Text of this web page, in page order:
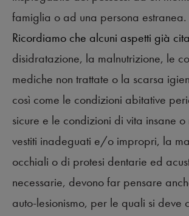
famiglia o ad una persona estranea.
Ricordiamo che alcuni aspetti già
disidratazione, la malnutrizione, le
mediche non trattate o la scarsa
così come le condizioni abitative
sicure e le condizioni di vita insane o
vestiti inadeguati e/o impropri, la
occhiali o di protesi dentarie ed
necessarie, devono far pensare
auto-lesionismo, per le quali si deve